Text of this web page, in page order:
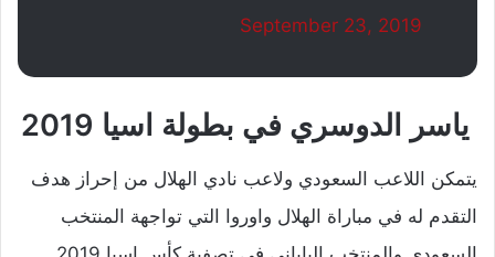
September 23, 2019
ياسر الدوسري في بطولة اسيا 2019
يتمكن اللاعب السعودي ولاعب نادي الهلال من إحراز هدف
التقدم له في مباراة الهلال واوروا التي تواجهة المنتخب